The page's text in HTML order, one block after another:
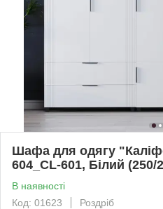
Шафа для одягу
604_CL-601, Білий
В наявності
Код: 01623
Роздріб